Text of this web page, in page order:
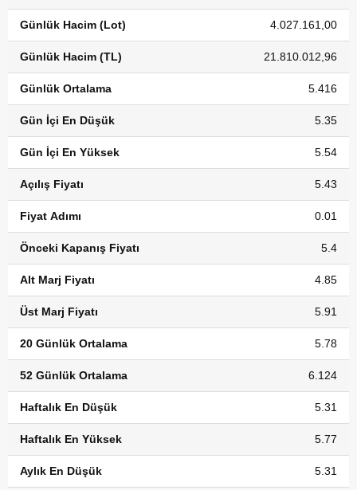
Günlük Hacim (Lot) 4.027.161,00
Günlük Hacim (TL) 21.810.012,96
Günlük Ortalama 5.416
Gün İçi En Düşük 5.35
Gün İçi En Yüksek 5.54
Açılış Fiyatı 5.43
Fiyat Adımı 0.01
Önceki Kapanış Fiyatı 5.4
Alt Marj Fiyatı 4.85
Üst Marj Fiyatı 5.91
20 Günlük Ortalama 5.78
52 Günlük Ortalama 6.124
Haftalık En Düşük 5.31
Haftalık En Yüksek 5.77
Aylık En Düşük 5.31